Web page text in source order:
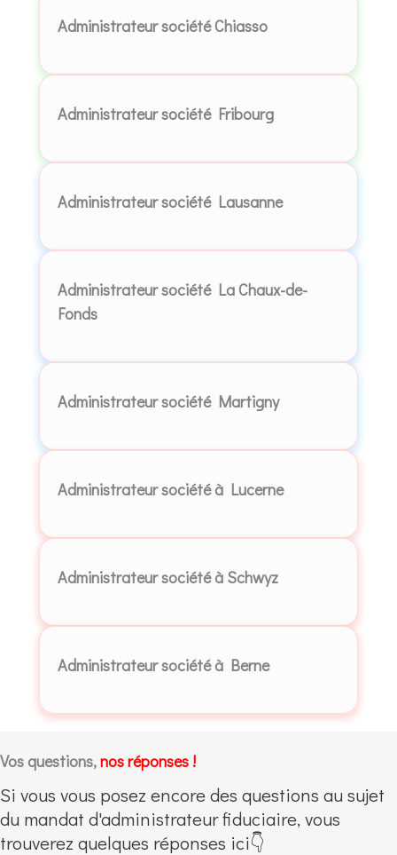
Administrateur société Chiasso
Administrateur société Fribourg
Administrateur société Lausanne
Administrateur société La Chaux-de-
Fonds
Administrateur société Martigny
Administrateur société à Lucerne
Administrateur société à Schwyz
Administrateur société à Berne
Vos questions,nos réponses !
Si vous vous posez encore des questions au sujet
du mandat d'administrateur fiduciaire, vous
trouverez quelques réponses ici👇